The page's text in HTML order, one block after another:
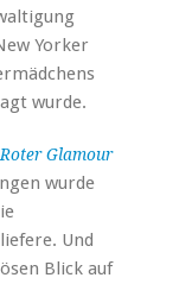
Yorker
wurde.
Roter Glamour
wurde
Und
Blick auf